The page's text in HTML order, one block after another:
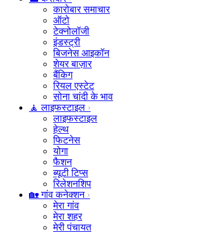
कारोबार समाचार
ऑटो
टेक्नोलॉजी
इंडस्ट्री
बिजनेस आइकॉन
शेयर बाज़ार
बैंकिग
रियल एस्टेट
सोना चांदी के भाव
🧘 लाइफस्टाइल
लाइफस्टाइल
हेल्थ
फिटनेस
योगा
फैशन
ब्यूटी टिप्स
रिलेशनशिप
🏡 गांव कनेक्शन
मेरा गांव
मेरा शहर
मेरी पंचायत